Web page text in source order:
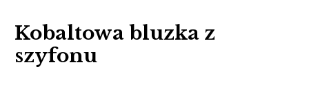
Kobaltowa bluzka z
szyfonu